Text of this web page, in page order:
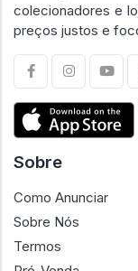
colecionadores e
preços justos e
Sobre
Como Anunciar
Sobre Nós
Termos